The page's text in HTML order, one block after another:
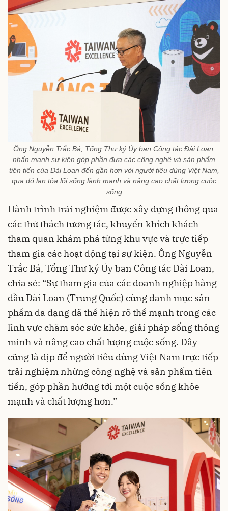
Ông Nguyễn Trắc Bá, Tổng Thư ký Ủy ban Công tác Đài Loan,
nhấn mạnh sự kiện góp phần đưa các công nghệ và sản phẩm
tiên tiến của Đài Loan đến gần hơn với người tiêu dùng Việt Nam,
qua đó lan tỏa lối sống lành mạnh và nâng cao chất lượng cuộc
sống
Hành trình trải nghiệm được xây dựng thông qua
các thử thách tương tác, khuyến khích khách
tham quan khám phá từng khu vực và trực tiếp
tham gia các hoạt động tại sự kiện. Ông Nguyễn
Trắc Bá, Tổng Thư ký Ủy ban Công tác Đài Loan,
chia sẻ: “Sự tham gia của các doanh nghiệp hàng
đầu Đài Loan (Trung Quốc) cùng danh mục sản
phẩm đa dạng đã thể hiện rõ thế mạnh trong các
lĩnh vực chăm sóc sức khỏe, giải pháp sống thông
minh và nâng cao chất lượng cuộc sống. Đây
cũng là dịp để người tiêu dùng Việt Nam trực tiếp
trải nghiệm những công nghệ và sản phẩm tiên
tiến, góp phần hướng tới một cuộc sống khỏe
mạnh và chất lượng hơn.”